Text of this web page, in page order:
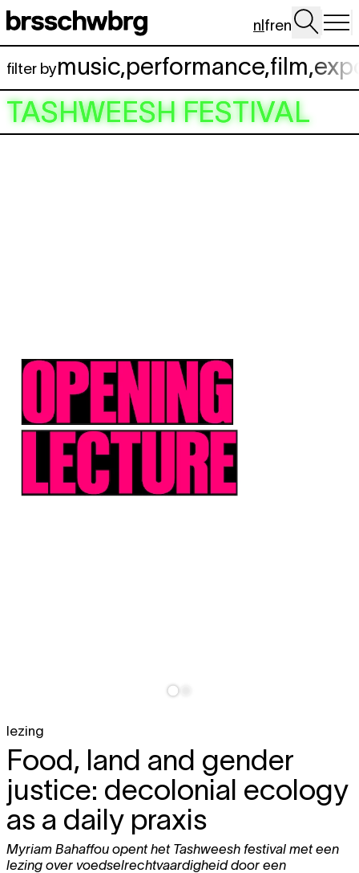
Spring naar hoofdinhoud
nlfren
filter bymusic,performance,film,
TASHWEESH FESTIVAL
lezing
Food, land and gender
justice: decolonial ecology
as a daily praxis
Myriam Bahaffou opent het Tashweesh festival met een
lezing over voedselrechtvaardigheid door een